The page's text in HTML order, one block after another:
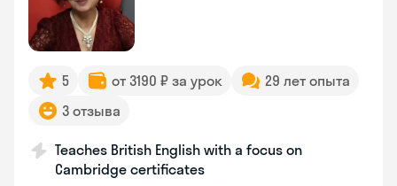
5 от 3190 ₽ за урок
29 лет опыта
3 отзыва
Teaches British English with a focus on
Cambridge certificates